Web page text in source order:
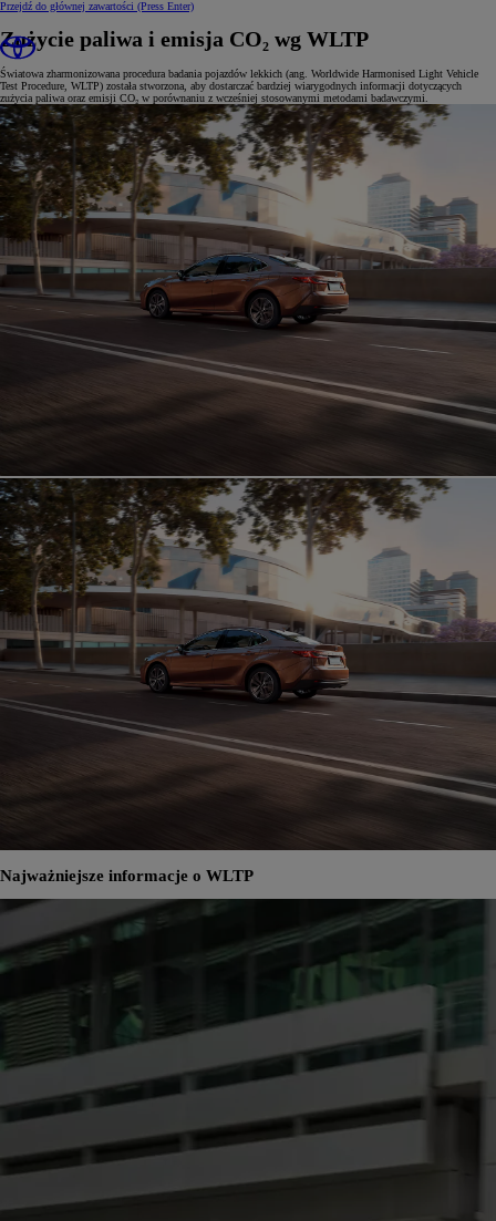
Przejdź do głównej zawartości (Press Enter)
Zużycie paliwa i emisja CO₂ wg WLTP
Światowa zharmonizowana procedura badania pojazdów lekkich (ang. Worldwide Harmonised Light Vehicle
Test Procedure, WLTP) została stworzona, aby dostarczać bardziej wiarygodnych informacji dotyczących
zużycia paliwa oraz emisji CO₂ w porównaniu z wcześniej stosowanymi metodami badawczymi.
Najważniejsze informacje o WLTP